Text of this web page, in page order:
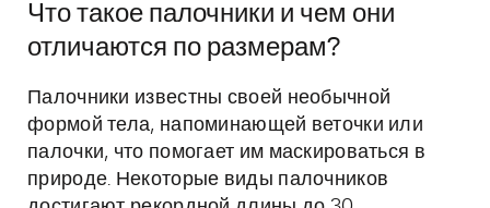
Что такое палочники и чем они
отличаются по размерам?
Палочники известны своей необычной
формой тела, напоминающей веточки или
палочки, что помогает им маскироваться в
природе. Некоторые виды палочников